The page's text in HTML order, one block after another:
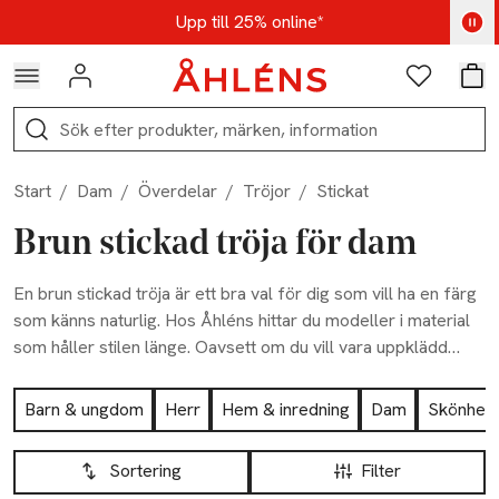
Hoppa till navigationsmenynUpp till 25% online*
Kod: AUG25 - Shoppa nu
Logga in Favoriter
Sök
Start / Dam / Överdelar / Tröjor / Stickat
Brun stickad tröja för dam
En brun stickad tröja är ett bra val för dig som vill ha en färg
som känns naturlig. Hos Åhléns hittar du modeller i material
som håller stilen länge. Oavsett om du vill vara uppklädd
för livets alla olika tillfällen.
Hoppa till produktsidan
Barn & ungdom Herr Hem & inredning Dam
Skönhet
Hoppa till produktsidan
Filter
Sortering
Lista över produkter